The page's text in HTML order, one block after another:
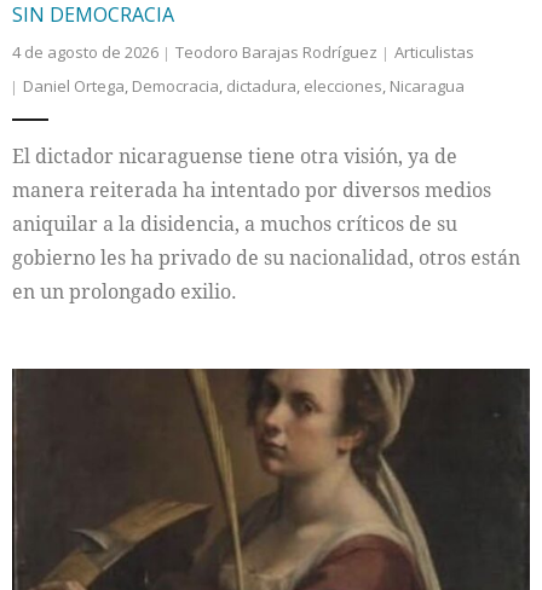
SIN DEMOCRACIA
4 de agosto de 2026 Teodoro Barajas Rodríguez
Articulistas
Daniel Ortega, Democracia, dictadura, elecciones, Nicaragua
El dictador nicaraguense tiene otra visión, ya de
manera reiterada ha intentado por diversos medios
aniquilar a la disidencia, a muchos críticos de su
gobierno les ha privado de su nacionalidad, otros están
en un prolongado exilio.